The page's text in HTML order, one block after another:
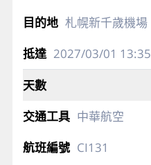
札幌新千歲機場
2027/03/01 13:35
中華航空
CI131